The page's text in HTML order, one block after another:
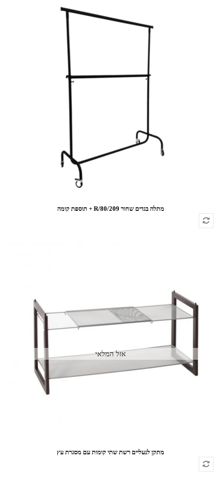
מתלה בגדים שחור 209/R/80 + תוספת קומה
מתקן לנעליים רשת שתי קומות עם מסגרת עץ